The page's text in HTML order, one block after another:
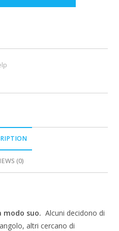
(0)
modo suo. Alcuni decidono di
altri cercano di